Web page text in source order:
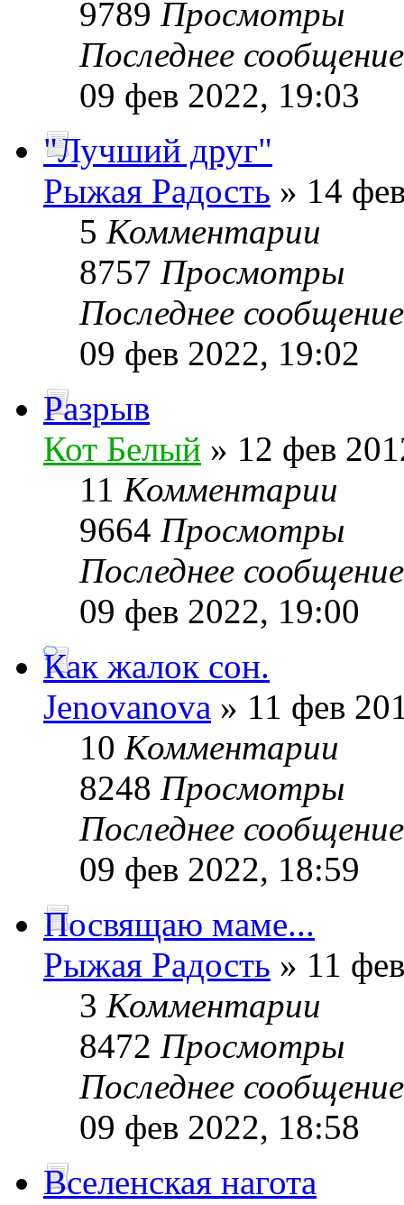
9789 Просмотры
Последнее
09 фев 2022, 19:03
"Лучший друг"
Рыжая Радость » 14
5 Комментарии
8757 Просмотры
Последнее
09 фев 2022, 19:02
Разрыв
Кот Белый » 12 фев
11 Комментарии
9664 Просмотры
Последнее
09 фев 2022, 19:00
Как жалок сон.
Jenovanova » 11 фев
10 Комментарии
8248 Просмотры
Последнее
09 фев 2022, 18:59
Посвящаю маме...
Рыжая Радость » 11
3 Комментарии
8472 Просмотры
Последнее
09 фев 2022, 18:58
Вселенская нагота